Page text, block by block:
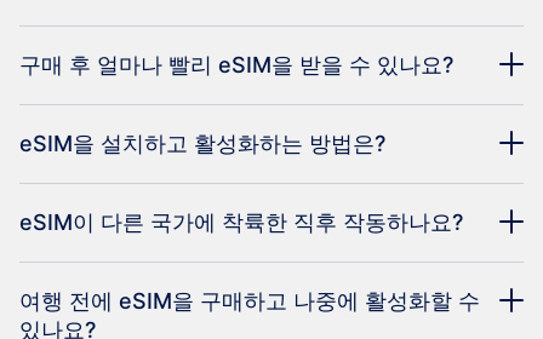
구매 후 얼마나 빨리 eSIM을 받을 수 있나요?
eSIM을 설치하고 활성화하는 방법은?
eSIM이 다른 국가에 착륙한 직후 작동하나요?
여행 전에 eSIM을 구매하고 나중에 활성화할 수
있나요?